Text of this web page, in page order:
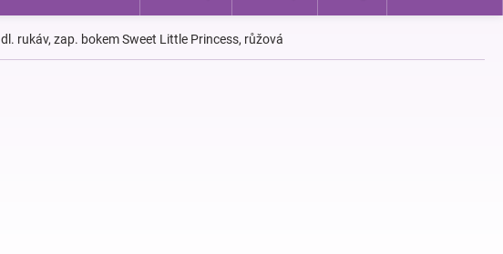
rukáv, zap. bokem Sweet Little Princess, růžová